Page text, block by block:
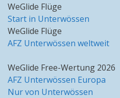
WeGlide Flüge
Start in Unterwössen
WeGlide Flüge
AFZ Unterwössen weltweit
WeGlide Free-Wertung 2026
AFZ Unterwössen Europa
Nur von Unterwössen